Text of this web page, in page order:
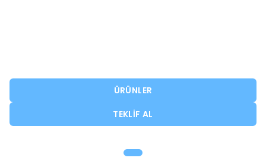
ÜRÜNLER
TEKLIF AL